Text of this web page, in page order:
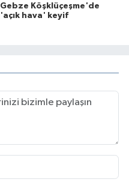
Gebze Köşklüçeşme'de
'açık hava' keyif